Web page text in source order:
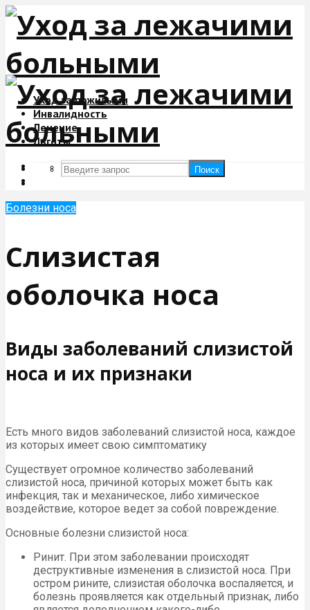
Уход за пожилыми
Инвалидность
Лечение
Льготы
Поиск
Поиск
Болезни носа
Слизистая
оболочка носа
Виды заболеваний слизистой
носа и их признаки
Есть много видов заболеваний слизистой носа, каждое
из которых имеет свою симптоматику
Существует огромное количество заболеваний
слизистой носа, причиной которых может быть как
инфекция, так и механическое, либо химическое
воздействие, которое ведет за собой повреждение.
Основные болезни слизистой носа:
Ринит. При этом заболевании происходят
деструктивные изменения в слизистой носа. При
остром рините, слизистая оболочка воспаляется, и
болезнь проявляется как отдельный признак, либо